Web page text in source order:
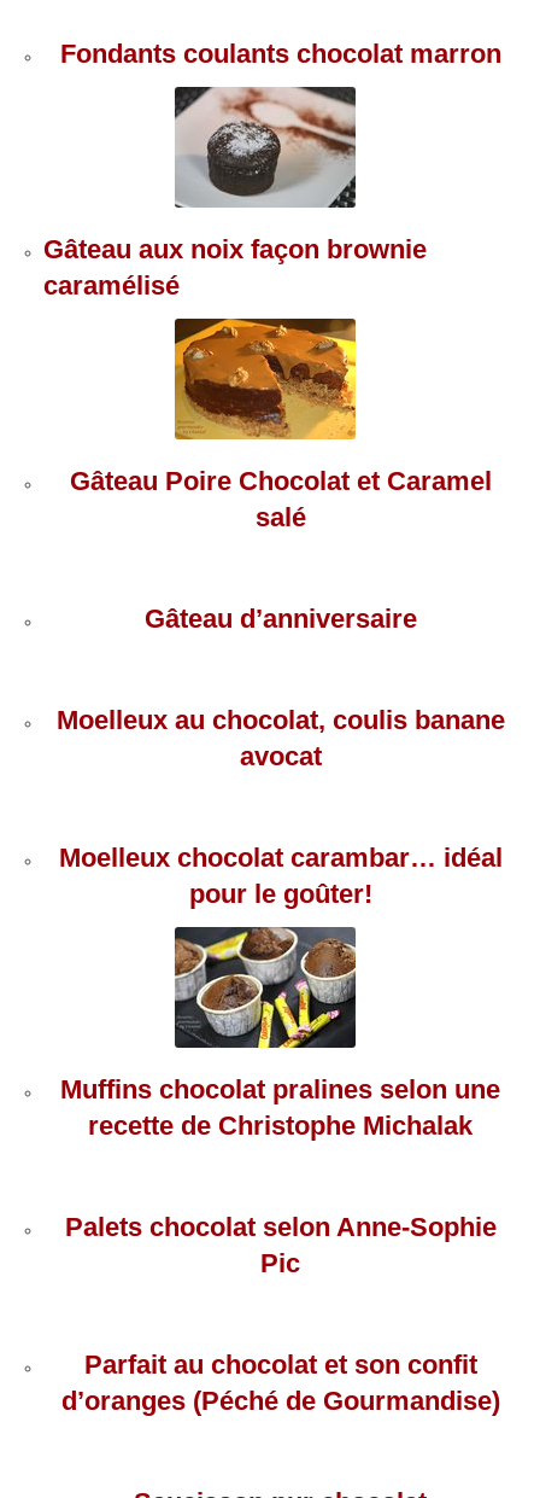
Fondants coulants chocolat marron
Gâteau aux noix façon brownie
caramélisé
Gâteau Poire Chocolat et Caramel
salé
Gâteau d’anniversaire
Moelleux au chocolat, coulis banane
avocat
Moelleux chocolat carambar… idéal
pour le goûter!
Muffins chocolat pralines selon une
recette de Christophe Michalak
Palets chocolat selon Anne-Sophie
Pic
Parfait au chocolat et son confit
d’oranges (Péché de Gourmandise)